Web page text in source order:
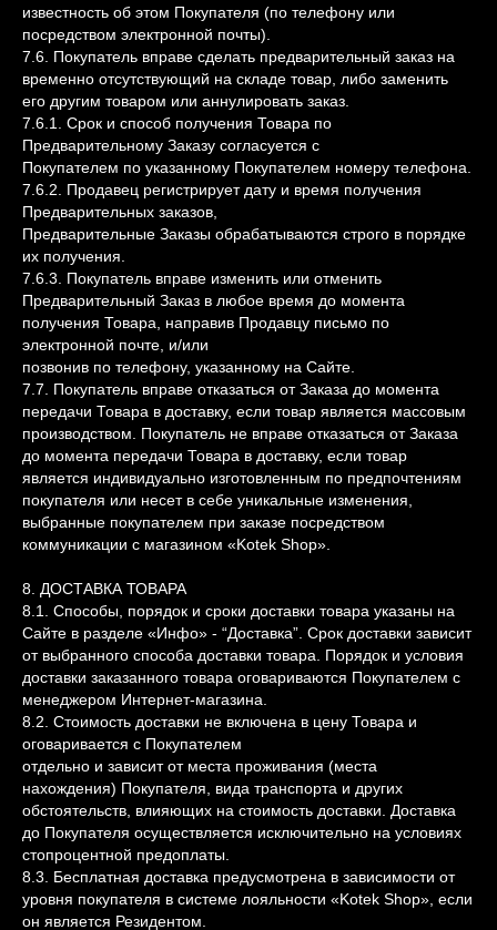
известность об этом Покупателя (по телефону или
посредством электронной почты).
7.6. Покупатель вправе сделать предварительный заказ на
временно отсутствующий на складе товар, либо заменить
его другим товаром или аннулировать заказ.
7.6.1. Срок и способ получения Товара по
Предварительному Заказу согласуется с
Покупателем по указанному Покупателем номеру телефона.
7.6.2. Продавец регистрирует дату и время получения
Предварительных заказов,
Предварительные Заказы обрабатываются строго в порядке
их получения.
7.6.3. Покупатель вправе изменить или отменить
Предварительный Заказ в любое время до момента
получения Товара, направив Продавцу письмо по
электронной почте, и/или
позвонив по телефону, указанному на Сайте.
7.7. Покупатель вправе отказаться от Заказа до момента
передачи Товара в доставку, если товар является массовым
производством. Покупатель не вправе отказаться от Заказа
до момента передачи Товара в доставку, если товар
является индивидуально изготовленным по предпочтениям
покупателя или несет в себе уникальные изменения,
выбранные покупателем при заказе посредством
коммуникации с магазином «Kotek Shop».
8. ДОСТАВКА ТОВАРА
8.1. Способы, порядок и сроки доставки товара указаны на
Сайте в разделе «Инфо» - “Доставка”. Срок доставки зависит
от выбранного способа доставки товара. Порядок и условия
доставки заказанного товара оговариваются Покупателем с
менеджером Интернет-магазина.
8.2. Стоимость доставки не включена в цену Товара и
оговаривается с Покупателем
отдельно и зависит от места проживания (места
нахождения) Покупателя, вида транспорта и других
обстоятельств, влияющих на стоимость доставки. Доставка
до Покупателя осуществляется исключительно на условиях
стопроцентной предоплаты.
8.3. Бесплатная доставка предусмотрена в зависимости от
уровня покупателя в системе лояльности «Kotek Shop», если
он является Резидентом.